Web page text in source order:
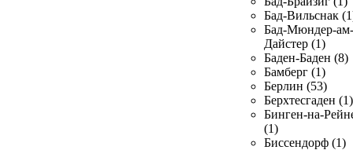
Бад-Вильснак
Бад-Мюндер-ам-
Дайстер (1)
Баден-Баден (8)
Бамберг (1)
Берлин (53)
Берхтесгаден (1)
Бинген-на-
(1)
Биссендорф (1)